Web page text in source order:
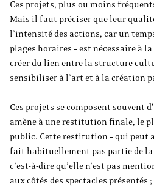
Ces projets, plus ou moins
Mais il faut préciser que leur
l’intensité des actions, car un
plages horaires – est nécessaire à
créer du lien entre la structure
sensibiliser à l’art et à la création
Ces projets se composent souvent
amène à une restitution finale, le
public. Cette restitution – qui peut
fait habituellement pas partie de
c’est-à-dire qu’elle n’est pas
aux côtés des spectacles